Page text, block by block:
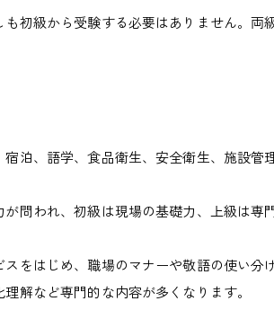
初級から受験する必要はありません。両
泊、語学、食品衛生、安全衛生、施設管
が問われ、初級は現場の基礎力、上級は専
をはじめ、職場のマナーや敬語の使い
解など専門的な内容が多くなります。